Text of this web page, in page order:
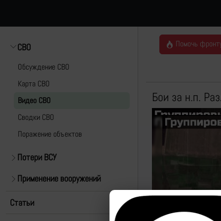
СВО
Обсуждение СВО
Карта СВО
Видео СВО
Cводки СВО
Поражение объектов
Потери ВСУ
Применение вооружений
Статьи
Помочь
Бои за н.п.